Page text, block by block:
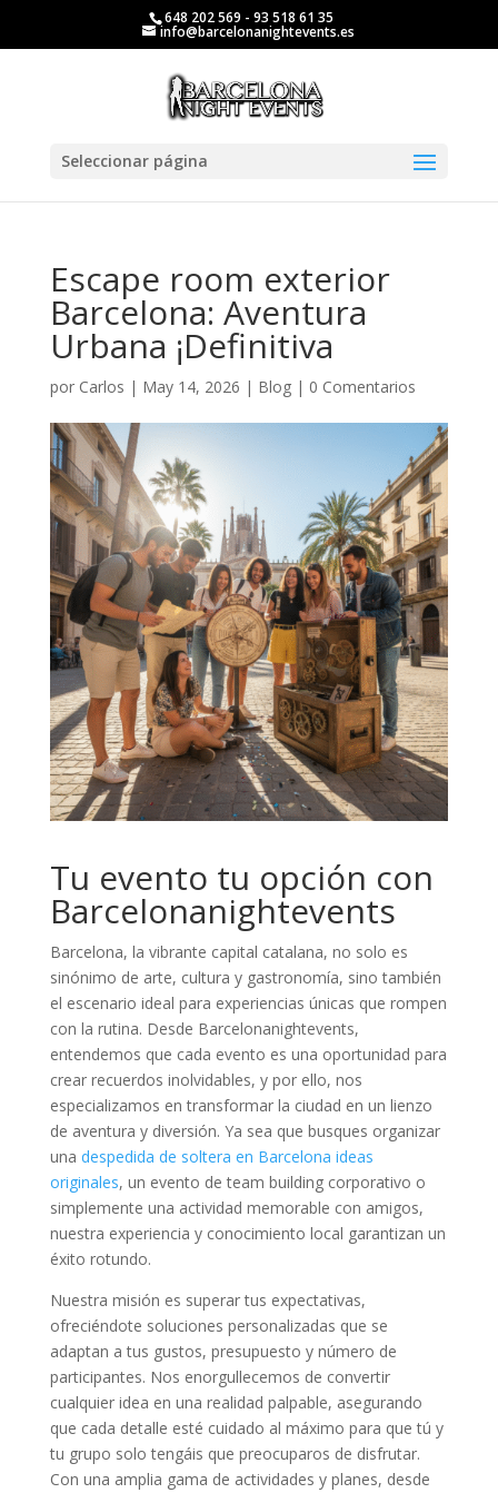
648 202 569 - 93 518 61 35
info@barcelonanightevents.es
Seleccionar página
Escape room exterior
Barcelona: Aventura
Urbana ¡Definitiva
por Carlos | May 14, 2026 | Blog| 0 Comentarios
Tu evento tu opción con
Barcelonanightevents
Barcelona, la vibrante capital catalana, no solo es
sinónimo de arte, cultura y gastronomía, sino también
el escenario ideal para experiencias únicas que rompen
con la rutina. Desde Barcelonanightevents,
entendemos que cada evento es una oportunidad para
crear recuerdos inolvidables, y por ello, nos
especializamos en transformar la ciudad en un lienzo
de aventura y diversión. Ya sea que busques organizar
una despedida de soltera en Barcelona ideas
originales, un evento de team building corporativo o
simplemente una actividad memorable con amigos,
nuestra experiencia y conocimiento local garantizan un
éxito rotundo.
Nuestra misión es superar tus expectativas,
ofreciéndote soluciones personalizadas que se
adaptan a tus gustos, presupuesto y número de
participantes. Nos enorgullecemos de convertir
cualquier idea en una realidad palpable, asegurando
que cada detalle esté cuidado al máximo para que tú y
tu grupo solo tengáis que preocuparos de disfrutar.
Con una amplia gama de actividades y planes, desde